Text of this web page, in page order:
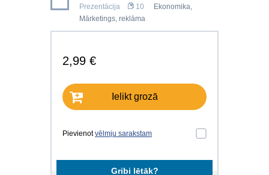
Prezentācija 10 Ekonomika,
Mārketings, reklāma
2,99 €
Ielikt grozā
Pievienotvēlmju sarakstam
Gribi lētāk?